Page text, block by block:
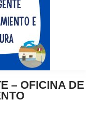
– OFICINA DE